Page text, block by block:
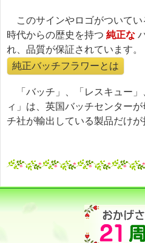
このサインやロゴがついてい
時代からの歴史を持つ 純正な
れ、品質が保証されています
純正バッチフラワーとは
「バッチ」、「レスキュー」
ィ」は、英国バッチセンター
チ社が輸出している製品だけが